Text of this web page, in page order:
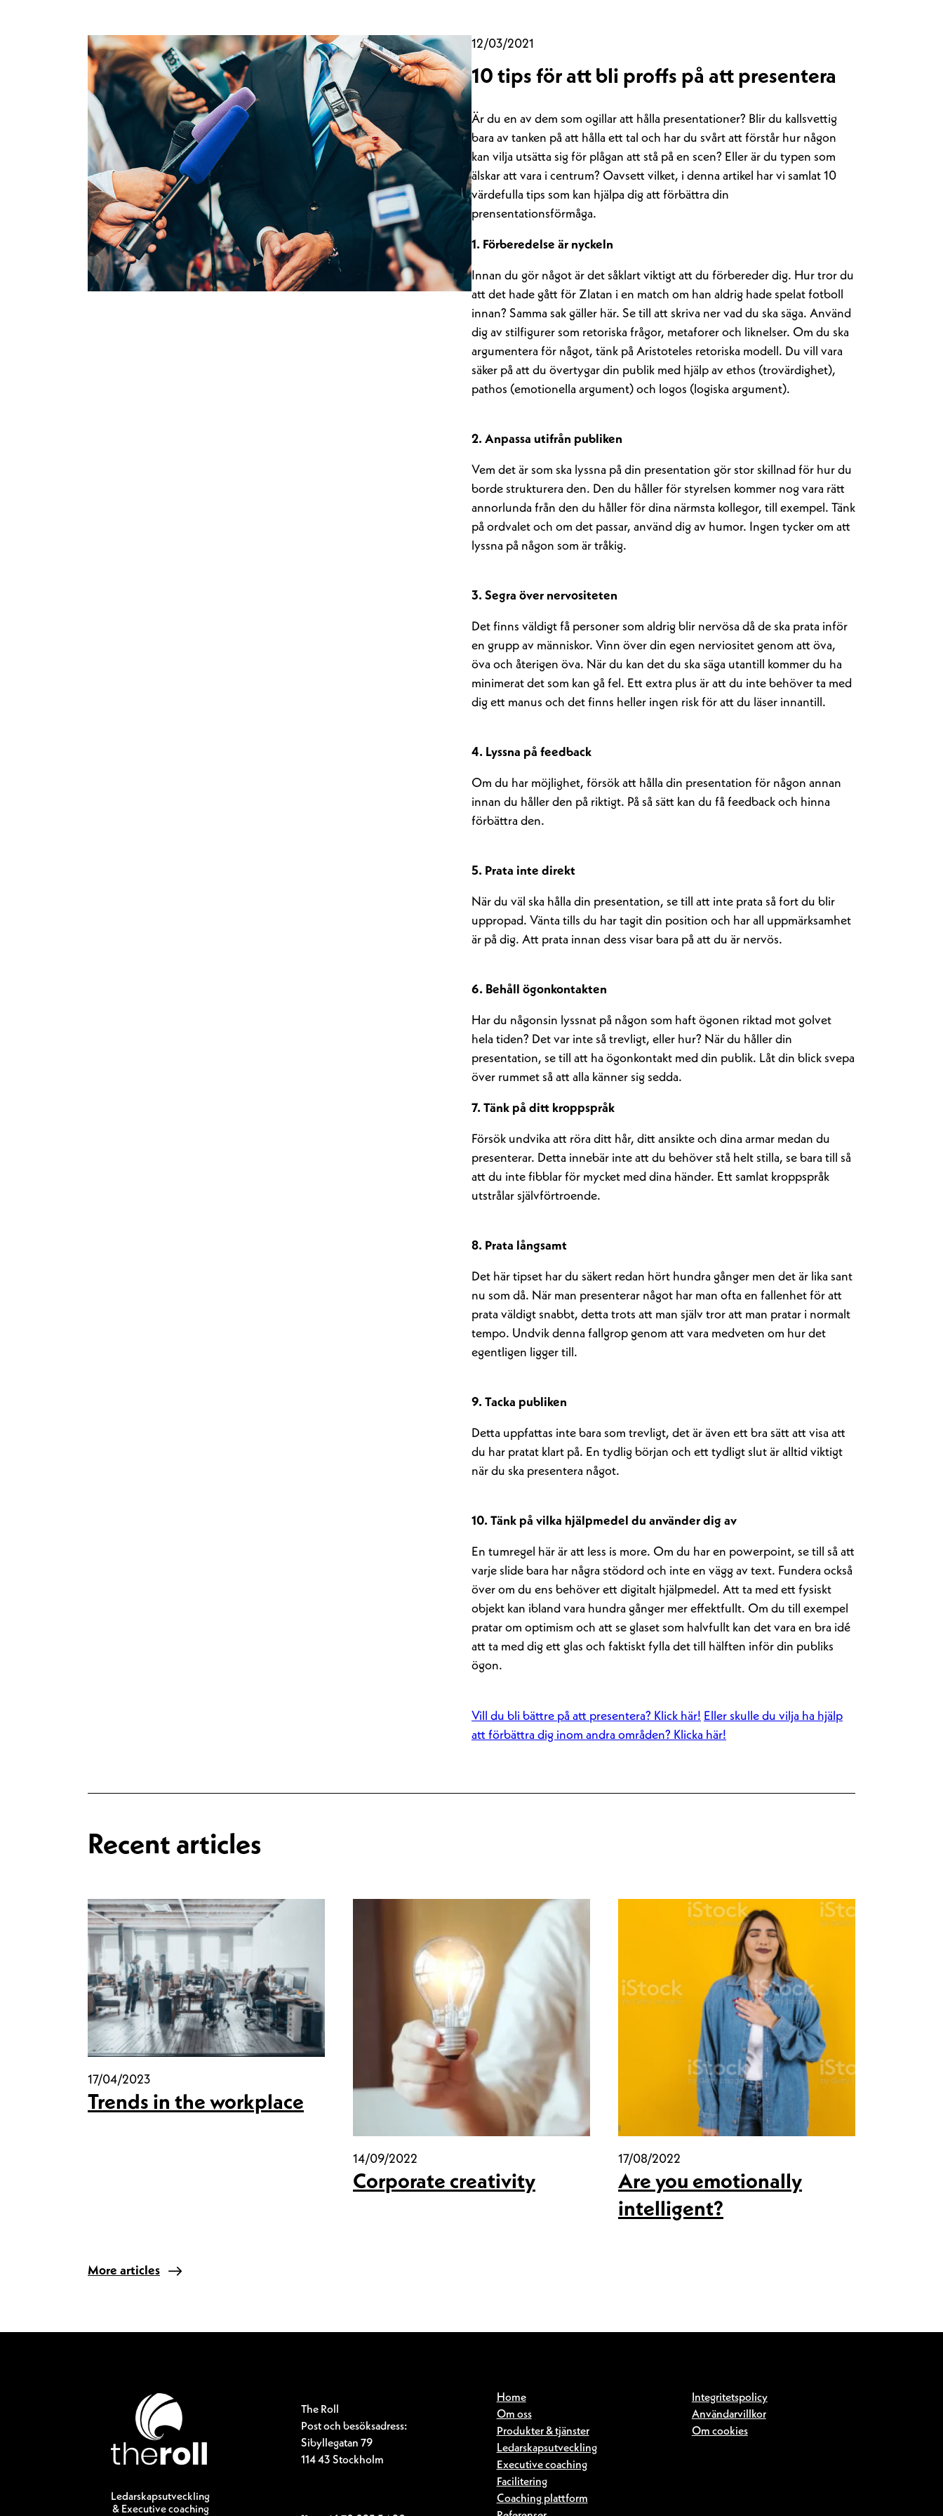
12/03/2021
10 tips för att bli proffs på att presentera
Är du en av dem som ogillar att hålla presentationer? Blir du kallsvettig
bara av tanken på att hålla ett tal och har du svårt att förstår hur någon
kan vilja utsätta sig för plågan att stå på en scen? Eller är du typen som
älskar att vara i centrum? Oavsett vilket, i denna artikel har vi samlat 10
värdefulla tips som kan hjälpa dig att förbättra din
prensentationsförmåga.
1. Förberedelse är nyckeln
Innan du gör något är det såklart viktigt att du förbereder dig. Hur tror du
att det hade gått för Zlatan i en match om han aldrig hade spelat fotboll
innan? Samma sak gäller här. Se till att skriva ner vad du ska säga. Använd
dig av stilfigurer som retoriska frågor, metaforer och liknelser. Om du ska
argumentera för något, tänk på Aristoteles retoriska modell. Du vill vara
säker på att du övertygar din publik med hjälp av ethos (trovärdighet),
pathos (emotionella argument) och logos (logiska argument).
2. Anpassa utifrån publiken
Vem det är som ska lyssna på din presentation gör stor skillnad för hur du
borde strukturera den. Den du håller för styrelsen kommer nog vara rätt
annorlunda från den du håller för dina närmsta kollegor, till exempel. Tänk
på ordvalet och om det passar, använd dig av humor. Ingen tycker om att
lyssna på någon som är tråkig.
3. Segra över nervositeten
Det finns väldigt få personer som aldrig blir nervösa då de ska prata inför
en grupp av människor. Vinn över din egen nerviositet genom att öva,
öva och återigen öva. När du kan det du ska säga utantill kommer du ha
minimerat det som kan gå fel. Ett extra plus är att du inte behöver ta med
dig ett manus och det finns heller ingen risk för att du läser innantill.
4. Lyssna på feedback
Om du har möjlighet, försök att hålla din presentation för någon annan
innan du håller den på riktigt. På så sätt kan du få feedback och hinna
förbättra den.
5. Prata inte direkt
När du väl ska hålla din presentation, se till att inte prata så fort du blir
uppropad. Vänta tills du har tagit din position och har all uppmärksamhet
är på dig. Att prata innan dess visar bara på att du är nervös.
6. Behåll ögonkontakten
Har du någonsin lyssnat på någon som haft ögonen riktad mot golvet
hela tiden? Det var inte så trevligt, eller hur? När du håller din
presentation, se till att ha ögonkontakt med din publik. Låt din blick svepa
över rummet så att alla känner sig sedda.
7. Tänk på ditt kroppspråk
Försök undvika att röra ditt hår, ditt ansikte och dina armar medan du
presenterar. Detta innebär inte att du behöver stå helt stilla, se bara till så
att du inte fibblar för mycket med dina händer. Ett samlat kroppspråk
utstrålar självförtroende.
8. Prata långsamt
Det här tipset har du säkert redan hört hundra gånger men det är lika sant
nu som då. När man presenterar något har man ofta en fallenhet för att
prata väldigt snabbt, detta trots att man själv tror att man pratar i normalt
tempo. Undvik denna fallgrop genom att vara medveten om hur det
egentligen ligger till.
9. Tacka publiken
Detta uppfattas inte bara som trevligt, det är även ett bra sätt att visa att
du har pratat klart på. En tydlig början och ett tydligt slut är alltid viktigt
när du ska presentera något.
10. Tänk på vilka hjälpmedel du använder dig av
En tumregel här är att less is more. Om du har en powerpoint, se till så att
varje slide bara har några stödord och inte en vägg av text. Fundera också
över om du ens behöver ett digitalt hjälpmedel. Att ta med ett fysiskt
objekt kan ibland vara hundra gånger mer effektfullt. Om du till exempel
pratar om optimism och att se glaset som halvfullt kan det vara en bra idé
att ta med dig ett glas och faktiskt fylla det till hälften inför din publiks
ögon.
Vill du bli bättre på att presentera? Klick här! Eller skulle du vilja ha hjälp
att förbättra dig inom andra områden? Klicka här!
Recent articles
17/04/2023
Trends in the workplace
14/09/2022
Corporate creativity
17/08/2022
Are you emotionally
intelligent?
More articles
Ledarskapsutveckling
& Executive coaching
The Roll
Post och besöksadress:
Sibyllegatan 79
114 43 Stockholm
Home
Om oss
Produkter & tjänster
Ledarskapsutveckling
Executive coaching
Facilitering
Coaching plattform
Integritetspolicy
Användarvillkor
Om cookies